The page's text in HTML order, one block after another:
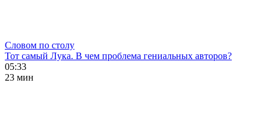
Словом по столу
Тот самый Лука. В чем проблема гениальных авторов?
05:33
23 мин